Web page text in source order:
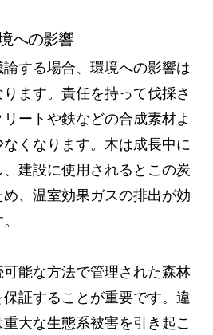
への影響
する場合、環境への影響は
ます。責任を持って伐採さ
ートや鉄などの合成素材よ
くなります。木は成長中に
建設に使用されるとこの炭
、温室効果ガスの排出が効
可能な方法で管理された森林
証することが重要です。違
大な生態系被害を引き起こ